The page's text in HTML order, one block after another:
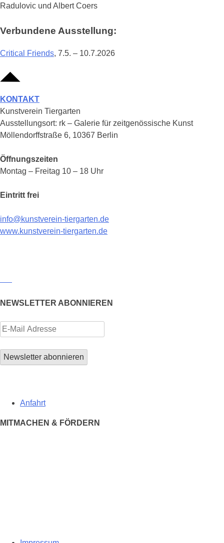
Radulovic und Albert Coers
Verbundene Ausstellung:
Critical Friends, 7.5. – 10.7.2026
KONTAKT
Kunstverein Tiergarten
Ausstellungsort: rk – Galerie für zeitgenössische Kunst
Möllendorffstraße 6, 10367 Berlin
Öffnungszeiten
Montag – Freitag 10 – 18 Uhr
Eintritt frei
info@kunstverein-tiergarten.de
www.kunstverein-tiergarten.de
NEWSLETTER ABONNIEREN
Anfahrt
MITMACHEN & FÖRDERN